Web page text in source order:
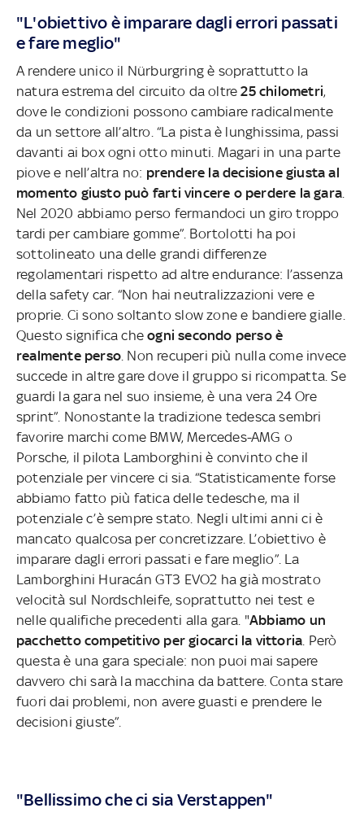
"L'obiettivo è imparare dagli errori passati
e fare meglio"
A rendere unico il Nürburgring è soprattutto la
natura estrema del circuito da oltre25 chilometri,
dove le condizioni possono cambiare radicalmente
da un settore all’altro. “La pista è lunghissima, passi
davanti ai box ogni otto minuti. Magari in una parte
piove e nell’altra no: prendere la decisione giusta al
momento giusto può farti vincere o perdere la gara
Nel 2020 abbiamo perso fermandoci un giro troppo
tardi per cambiare gomme”. Bortolotti ha poi
sottolineato una delle grandi differenze
regolamentari rispetto ad altre endurance: l’assenza
della safety car. “Non hai neutralizzazioni vere e
proprie. Ci sono soltanto slow zone e bandiere gialle.
Questo significa cheogni secondo perso è
realmente perso . Non recuperi più nulla come invece
succede in altre gare dove il gruppo si ricompatta. Se
guardi la gara nel suo insieme, è una vera 24 Ore
sprint”. Nonostante la tradizione tedesca sembri
favorire marchi come BMW, Mercedes-AMG o
Porsche, il pilota Lamborghini è convinto che il
potenziale per vincere ci sia. “Statisticamente forse
abbiamo fatto più fatica delle tedesche, ma il
potenziale c’è sempre stato. Negli ultimi anni ci è
mancato qualcosa per concretizzare. L’obiettivo è
imparare dagli errori passati e fare meglio”. La
Lamborghini Huracán GT3 EVO2 ha già mostrato
velocità sul Nordschleife, soprattutto nei test e
nelle qualifiche precedenti alla gara. "Abbiamo un
pacchetto competitivo per giocarci la vittoria . Però
questa è una gara speciale: non puoi mai sapere
davvero chi sarà la macchina da battere. Conta stare
fuori dai problemi, non avere guasti e prendere le
decisioni giuste”.
"Bellissimo che ci sia Verstappen"